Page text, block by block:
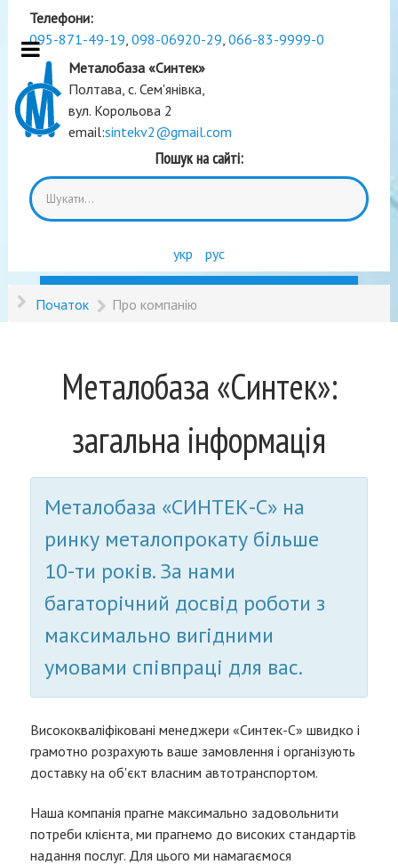
Телефони:
095-871-49-19, 098-06920-29, 066-83-9999-0
Металобаза «Синтек»
Полтава, с. Сем'янівка,
вул. Корольова 2
email:sintekv2@gmail.com
Пошук на сайті:
укр рус
Початок Про компанію
Металобаза «Синтек»:
загальна інформація
Металобаза «СИНТЕК-С» на
ринку металопрокату більше
10-ти років. За нами
багаторічний досвід роботи з
максимально вигідними
умовами співпраці для вас.
Висококваліфіковані менеджери «Синтек-С» швидко і
грамотно розрахують ваше замовлення і організують
доставку на об'єкт власним автотранспортом.
Наша компанія прагне максимально задовольнити
потреби клієнта, ми прагнемо до високих стандартів
надання послуг. Для цього ми намагаємося